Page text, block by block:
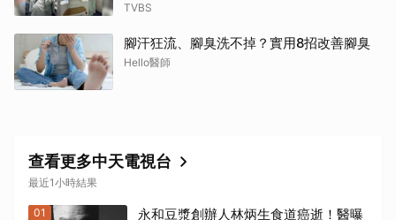
TVBS
腳汗狂流、腳臭洗不掉？實用8招改善腳臭
Hello醫師
查看更多中天電視台
最近1小時結果
01
永和豆漿創辦人林炳生食道癌逝！醫曝